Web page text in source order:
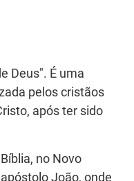
Deus". É uma
pelos cristãos
após ter sido
no Novo
João, onde